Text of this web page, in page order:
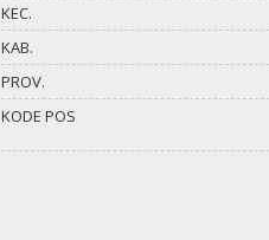
KEC.
KAB.
PROV.
KODE POS